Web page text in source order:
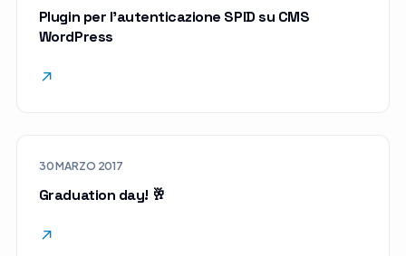
Plugin per l’autenticazione SPID su CMS
WordPress
↗
30 MARZO 2017
Graduation day! 🥂
↗